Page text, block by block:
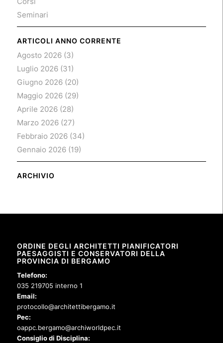
Seminari
ARTICOLI ANNO CORRENTE
Agosto 2026(3)
Luglio 2026(31)
Giugno 2026(20)
Maggio 2026(29)
Aprile 2026(28)
Marzo 2026(27)
Febbraio 2026(34)
Gennaio 2026(19)
ARCHIVIO
ORDINE DEGLI ARCHITETTI PIANIFICATORI
PAESAGGISTI E CONSERVATORI DELLA
PROVINCIA DI BERGAMO
Telefono:
035 219705 interno 1
Email:
protocollo@architettibergamo.it
Pec:
oappc.bergamo@archiworldpec.it
Consiglio di Disciplina: